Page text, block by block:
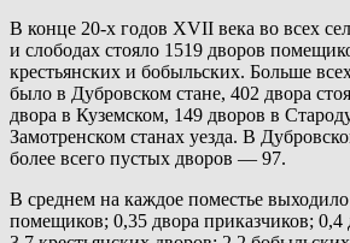
В конце 20-х годов XVII века во всех
и слободах стояло 1519 дворов
крестьянских и бобыльских. Больше
было в Дубровском стане, 402 двора
двора в Куземском, 149 дворов в
Замотренском станах уезда. В
более всего пустых дворов — 97.
В среднем на каждое поместье
помещиков; 0,35 двора приказчиков;